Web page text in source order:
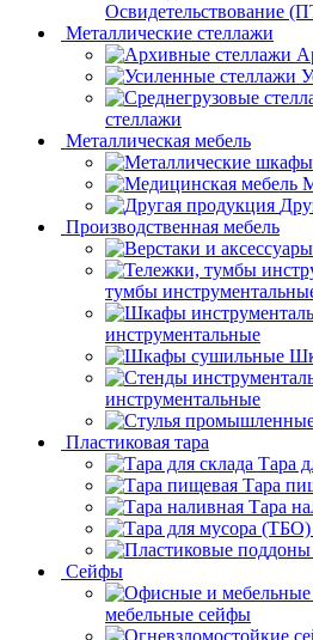
Освидетельствование
Металлические стеллажи
стеллажи
Металлическая мебель
Производственная мебель
тумбы
инструментальные
инструментальные
Пластиковая тара
Тара
Тара
Тара
Сейфы
мебельные сейфы